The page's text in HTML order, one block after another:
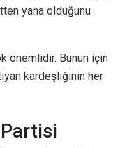
yana olduğunu
önemlidir. Bunun için
kardeşliğinin her